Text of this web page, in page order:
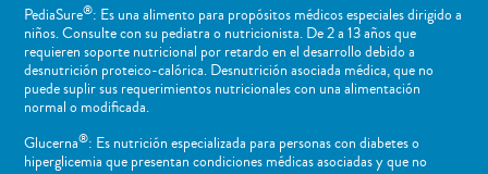
PediaSure®: Es una alimento para propósitos médicos especiales dirigido a
niños​. Consulte con su pediatra o nutricionista. De 2 a 13 años que
requieren soporte nutricional por retardo en el desarrollo debido a
desnutrición proteico-calórica. Desnutrición asociada médica, que no
puede suplir sus requerimientos nutricionales con una alimentación
normal o ​modificada.
Glucerna®: Es nutrición especializada para personas con diabetes o
hiperglicemia que presentan condiciones médicas asociadas y que no